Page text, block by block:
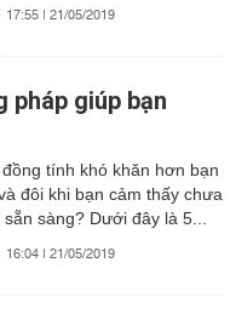
17:55 | 21/05/2019
pháp giúp bạn
tính khó khăn hơn bạn
đôi khi bạn cảm thấy chưa
sàng? Dưới đây là 5...
16:04 | 21/05/2019